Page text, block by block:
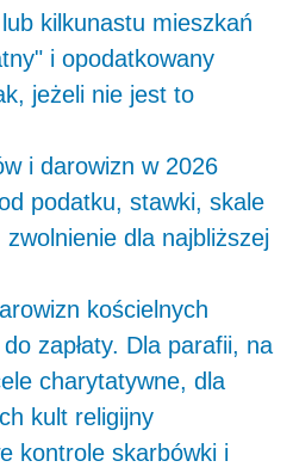
kilkunastu mieszkań
i opodatkowany
jeżeli nie jest to
i darowizn w 2026
podatku, stawki, skale
dla najbliższej
kościelnych
zapłaty. Dla parafii, na
charytatywne, dla
kult religijny
kontrole skarbówki i